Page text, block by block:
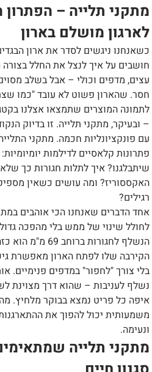
מתקני תלייה – הפתרון
לארגון מושלם בארון
כשאנחנו ניגשים לסדר את ארון
חושבים על איך לנצל את החלל בצורה
עצים, מדפים וכולי – אבל בשלב
חסר. שהארון פשוט לא עובד "כמו
לתמונה המוצרים שתמצאו אצלנו
– ובעיקר, מתקני תלייה. זו בדיוק
עם פונקציונליות חכמה. מתקני
פתרונות קלאסיים לדילמות
שיתבלגנו? איך לתלות חגורות כך
האקססוריז? ומה עושים כשאין
רגילים?
אחד הדברים שאנחנו הכי אוהבים
לחולל שינוי של ממש בלי מהפכה
הנשלף לחגורות
הקירבה שלו לפתח הארון מאפשרת
בלי צורך "לחפור" במדפים פנימיים.
נשלף לעניבות – שהוא דרך מצוינת
איפה כל פריט נמצא בבוקר מלחיץ.
משמעותית יכול להפוך את
ונעימה.
מתקני תלייה